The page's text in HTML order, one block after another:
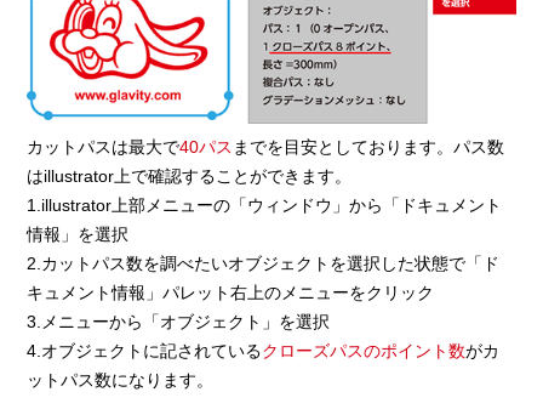
カットパスは最大で40パス までを目安としております。パス数
はillustrator上で確認することができます。
1.illustrator上部メニューの「ウィンドウ」から「ドキュメント
情報」を選択
2.カットパス数を調べたいオブジェクトを選択した状態で「ド
キュメント情報」パレット右上のメニューをクリック
3.メニューから「オブジェクト」を選択
4.オブジェクトに記されているクローズパスのポイント数がカ
ットパス数になります。